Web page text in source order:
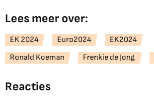
Lees meer over:
EK 2024 Euro2024
EK2024
Ronald Koeman
Frenkie de Jong
Reacties